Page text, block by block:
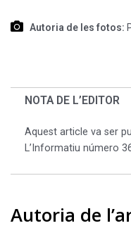
Autoria de les fotos:
NOTA DE L’EDITOR
Aquest article va ser
L’Informatiu número
Autoria de